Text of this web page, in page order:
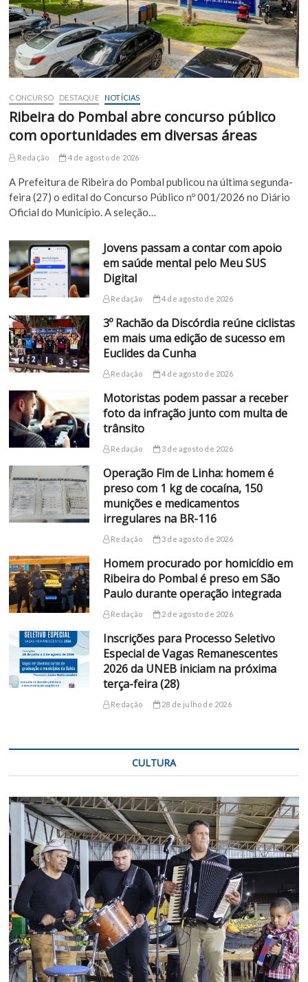
CONCURSO DESTAQUE NOTÍCIAS
Ribeira do Pombal abre concurso público
com oportunidades em diversas áreas
Redação 4 de agosto de 2026
A Prefeitura de Ribeira do Pombal publicou na última segunda-
feira (27) o edital do Concurso Público nº 001/2026 no Diário
Oficial do Município. A seleção…
Jovens passam a contar com apoio
em saúde mental pelo Meu SUS
Digital
Redação 4 de agosto de 2026
3º Rachão da Discórdia reúne ciclistas
em mais uma edição de sucesso em
Euclides da Cunha
Redação 4 de agosto de 2026
Motoristas podem passar a receber
foto da infração junto com multa de
trânsito
Redação 3 de agosto de 2026
Operação Fim de Linha: homem é
preso com 1 kg de cocaína, 150
munições e medicamentos
irregulares na BR-116
Redação 3 de agosto de 2026
Homem procurado por homicídio em
Ribeira do Pombal é preso em São
Paulo durante operação integrada
Redação 2 de agosto de 2026
Inscrições para Processo Seletivo
Especial de Vagas Remanescentes
2026 da UNEB iniciam na próxima
terça-feira (28)
Redação 28 de julho de 2026
CULTURA